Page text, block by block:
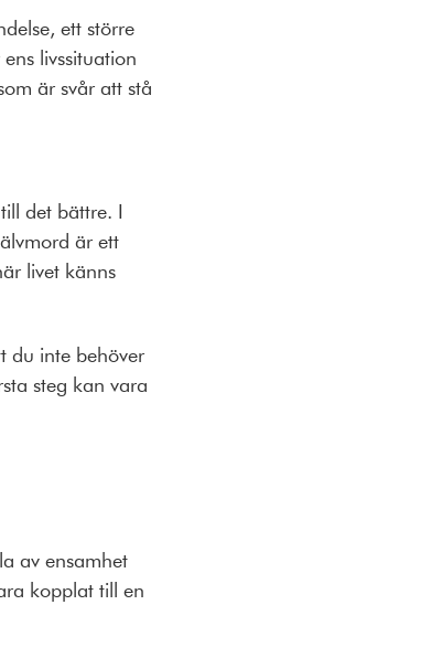
ett större
livssituation
är svår att stå
det bättre. I
är ett
livet känns
du inte behöver
steg kan vara
av ensamhet
kopplat till en